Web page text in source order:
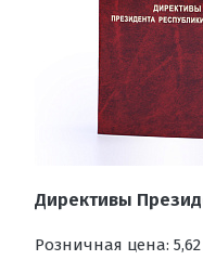
Директивы
Розничная цена: 5,62